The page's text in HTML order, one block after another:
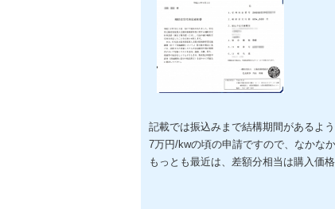
記載では振込みまで結構期間があるよ
7万円/kwの頃の申請ですので、なかな
もっとも最近は、差額分相当は購入価